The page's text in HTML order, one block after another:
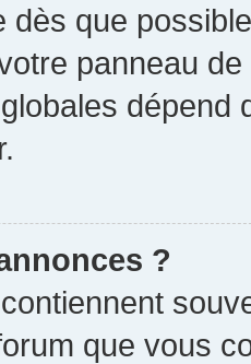
dès que
panneau
dépend
?
que vous